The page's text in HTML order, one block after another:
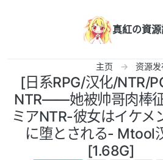
真紅の資
主页 资源
[日系RPG/汉化/NTR/
NTR——她被帅哥肉棒
ミアNTR-彼女はイケメ
に堕とされる- Mtool
[1.68G]